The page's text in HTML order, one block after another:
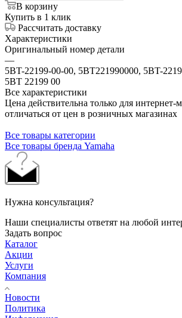
В корзину
Купить в 1 клик
Рассчитать доставку
Характеристики
Оригинальный номер детали
—
5BT-22199-00-00, 5BT221990000, 5BT-
5BT 22199 00
Все характеристики
Цена действительна только для интернет-
отличаться от цен в розничных магазинах
Все товары категории
Все товары бренда Yamaha
Нужна консультация?
Наши специалисты ответят на любой
Задать вопрос
Каталог
Акции
Услуги
Компания
Новости
Политика